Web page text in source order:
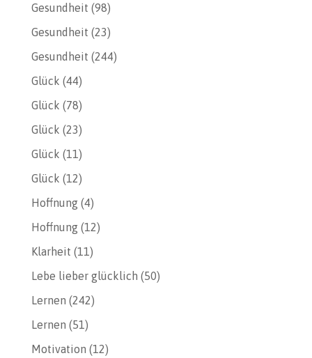
Gesundheit (98)
Gesundheit (23)
Gesundheit (244)
Glück (44)
Glück (78)
Glück (23)
Glück (11)
Glück (12)
Hoffnung(4)
Hoffnung(12)
Klarheit (11)
Lebe lieber glücklich (50)
Lernen (242)
Lernen (51)
Motivation (12)